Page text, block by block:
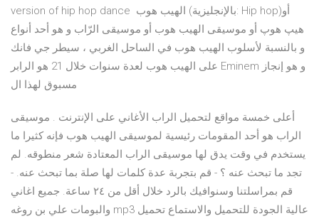
version of hip hop dance الهيب هوب (بالإنجليزية: Hip hop)‏ أو
هيپ هوپ أو موسيقى الهيب هوب أو موسيقى الرّاب و هو أحد أنواع
و بالنسبة لأسلوب الهيب هوب في الساحل الغربي ، سيطر جي فانك
على الهيب هوب لعدة سنوات خلال 21 هو الرابر Eminem و هو إنجاز
مسبوق لهذا ال
أعلى خمسة مواقع لتحميل الراب الأغاني على الإنترنت . موسيقى
الراب هو أحد المقومات رئيسية لموسيقى الهيب هوب فإنه كثيرا ما
يستخدم في وقت يدق لها موسيقى الراب المعتادة شعر منطوقه. لم
تجد ما تبحث عنه ؟ - قم بتجربة عدة كلمات لها صلة بما تبحث عنه. -
قم بمراسلتنا وسنوافيك بالرد خلال أقل من ٢٤ ساعة. جميع اغاني
والبومات علي بن روغه mp3 عالية الجودة للتحميل والاستماع تحميل